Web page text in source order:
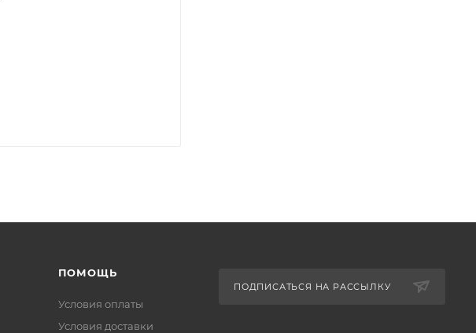
ПОМОЩЬ
Условия оплаты
Условия доставки
ПОДПИСАТЬСЯ НА РАССЫЛКУ